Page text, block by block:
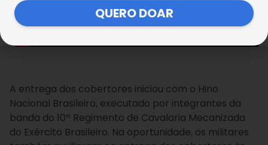
A entrega dos cobertores iniciou com o Hino
Nacional Brasileiro, executado por integrantes da
banda do 10º Regimento de Cavalaria Mecanizada
do Exército Brasileiro. Na oportunidade, os militares
QUERO DOAR